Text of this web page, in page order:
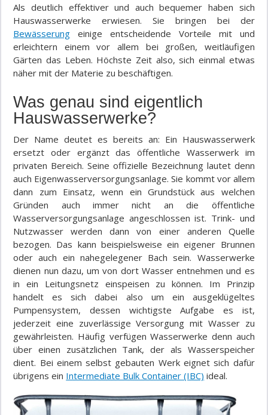
Als deutlich effektiver und auch bequemer haben sich
Hauswasserwerke erwiesen. Sie bringen bei der
Bewässerung einige entscheidende Vorteile mit und
erleichtern einem vor allem bei großen, weitläufigen
Gärten das Leben. Höchste Zeit also, sich einmal etwas
näher mit der Materie zu beschäftigen.
Was genau sind eigentlich
Hauswasserwerke?
Der Name deutet es bereits an: Ein Hauswasserwerk
ersetzt oder ergänzt das öffentliche Wasserwerk im
privaten Bereich. Seine offizielle Bezeichnung lautet denn
auch Eigenwasserversorgungsanlage. Sie kommt vor allem
dann zum Einsatz, wenn ein Grundstück aus welchen
Gründen auch immer nicht an die öffentliche
Wasserversorgungsanlage angeschlossen ist. Trink- und
Nutzwasser werden dann von einer anderen Quelle
bezogen. Das kann beispielsweise ein eigener Brunnen
oder auch ein nahegelegener Bach sein. Wasserwerke
dienen nun dazu, um von dort Wasser entnehmen und es
in ein Leitungsnetz einspeisen zu können. Im Prinzip
handelt es sich dabei also um ein ausgeklügeltes
Pumpensystem, dessen wichtigste Aufgabe es ist,
jederzeit eine zuverlässige Versorgung mit Wasser zu
gewährleisten. Häufig verfügen Wasserwerke denn auch
über einen zusätzlichen Tank, der als Wasserspeicher
dient. Bei einem selbst gebauten Werk eignet sich dafür
übrigens ein Intermediate Bulk Container (IBC) ideal.